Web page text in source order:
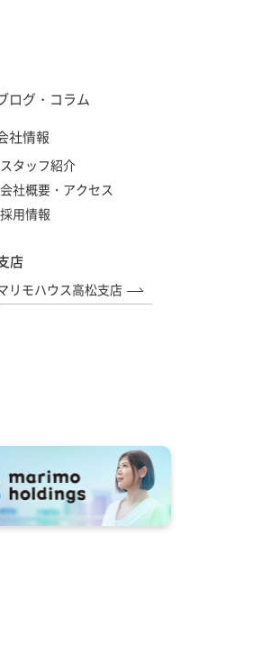
ログ・コラム
社情報
タッフ紹介
社概要・アクセス
用情報
店
リモハウス高松支店